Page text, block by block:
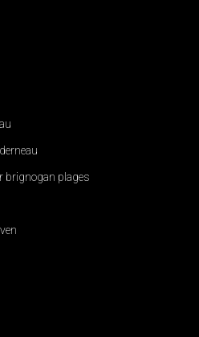
brignogan plages